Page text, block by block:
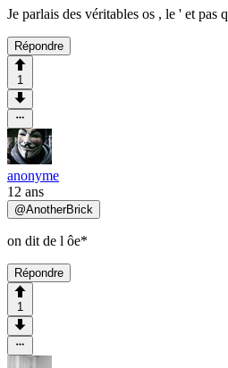
Je parlais des véritables os , le ' et pas
Répondre
1
anonyme
12 ans
@AnotherBrick
on dit de l ôe*
Répondre
1